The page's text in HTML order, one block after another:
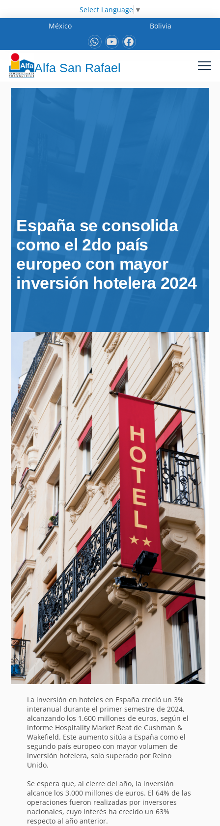
Select Language ▼
México
Bolivia
Alfa San Rafael
España se consolida
como el 2do país
europeo con mayor
inversión hotelera 2024
La inversión en hoteles en España creció un 3%
interanual durante el primer semestre de 2024,
alcanzando los 1.600 millones de euros, según el
informe Hospitality Market Beat de Cushman &
Wakefield. Este aumento sitúa a España como el
segundo país europeo con mayor volumen de
inversión hotelera, solo superado por Reino
Unido.
Se espera que, al cierre del año, la inversión
alcance los 3.000 millones de euros. El 64% de las
operaciones fueron realizadas por inversores
nacionales, cuyo interés ha crecido un 63%
respecto al año anterior.